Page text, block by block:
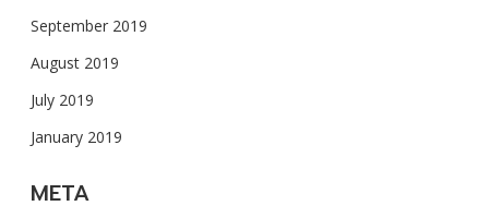
September 2019
August 2019
July 2019
January 2019
META